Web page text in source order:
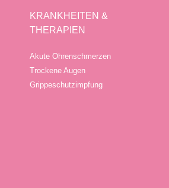
KRANKHEITEN &
THERAPIEN
Akute Ohrenschmerzen
Trockene Augen
Grippeschutzimpfung